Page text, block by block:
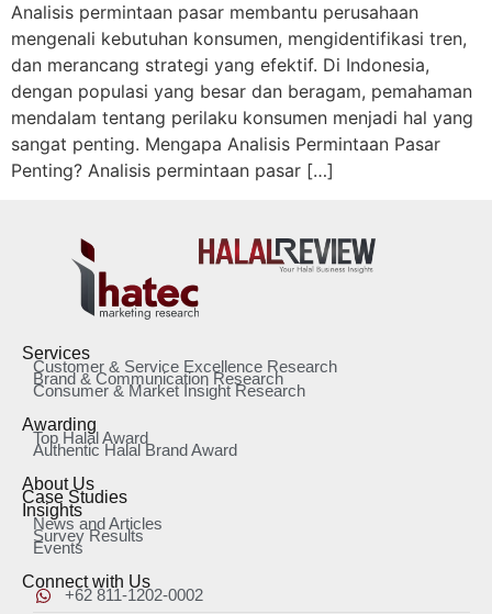
Analisis permintaan pasar membantu perusahaan
mengenali kebutuhan konsumen, mengidentifikasi tren,
dan merancang strategi yang efektif. Di Indonesia,
dengan populasi yang besar dan beragam, pemahaman
mendalam tentang perilaku konsumen menjadi hal yang
sangat penting. Mengapa Analisis Permintaan Pasar
Penting? Analisis permintaan pasar […]
Services
Customer & Service Excellence Research
Brand & Communication Research
Consumer & Market Insight Research
Awarding
Top Halal Award
Authentic Halal Brand Award
About Us
Case Studies
Insights
News and Articles
Survey Results
Events
Connect with Us
+62 811-1202-0002